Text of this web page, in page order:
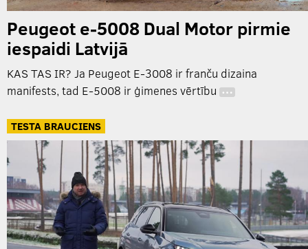
Peugeot e-5008 Dual Motor pirmie
iespaidi Latvijā
KAS TAS IR? Ja Peugeot E-3008 ir franču dizaina
manifests, tad E-5008 ir ģimenes vērtību …
TESTA BRAUCIENS